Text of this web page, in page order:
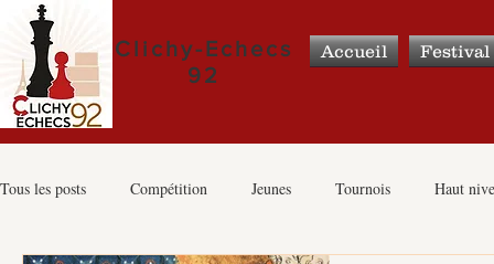
Clichy-Echecs
92
Accueil Festival
Tous les posts Compétition Jeunes Tournois Haut